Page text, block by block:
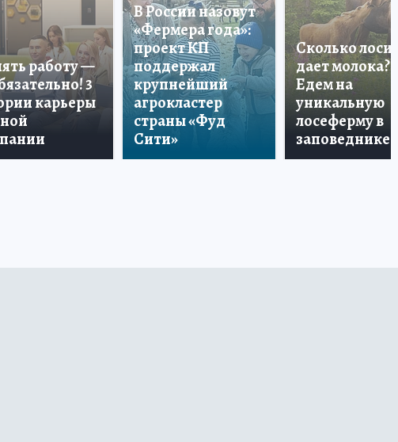
работу —
3
карьеры
В России назовут
«Фермера года»:
проект КП
поддержал
крупнейший
агрокластер
страны «Фуд
Сити»
Сколько лосиха
дает молока?
Едем на
уникальную
лосеферму в
заповеднике!